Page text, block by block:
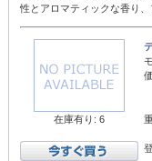
性とアロマティックな香り
在庫有り: 6